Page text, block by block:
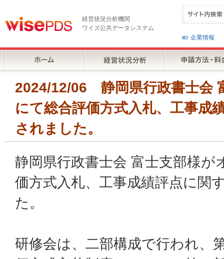
経営状況分析機関
ワイズ公共データシステム
企業情報
2024/12/06 静岡県行政書士会
にて総合評価方式入札、工事成
されました。
静岡県行政書士会 富士支部様が
価方式入札、工事成績評点に関
た。
研修会は、二部構成で行われ、